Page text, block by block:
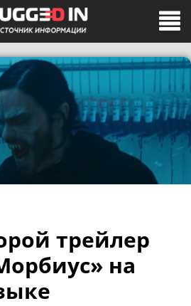
трейлер
на